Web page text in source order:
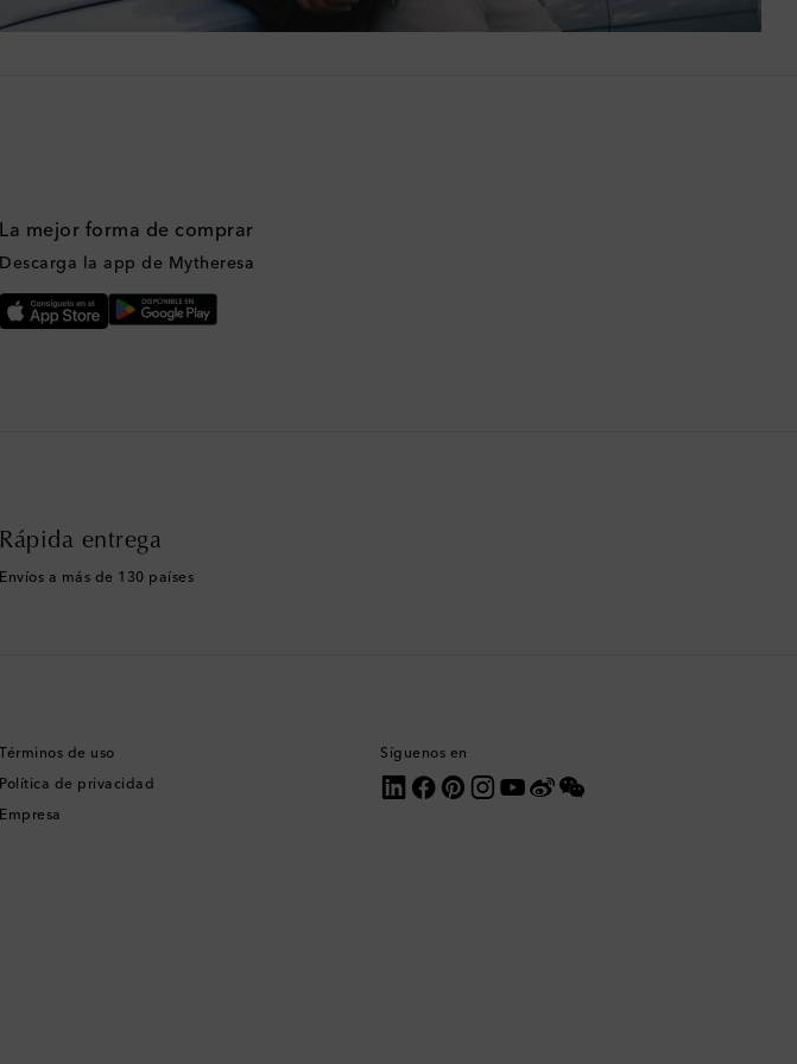
La mejor forma de comprar
Descarga la app de Mytheresa
Rápida entrega
Envíos a más de 130 países
Términos de uso
Política de privacidad
Empresa
Síguenos en
Dinamarca